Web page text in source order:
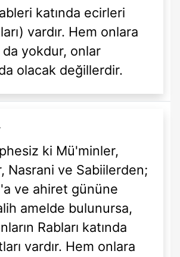
katında ecirleri
vardır. Hem onlara
yokdur, onlar
olacak değillerdir.
ki Mü'minler,
Nasrani ve Sabiilerden;
ve ahiret gününe
amelde bulunursa,
Rabları katında
vardır. Hem onlara